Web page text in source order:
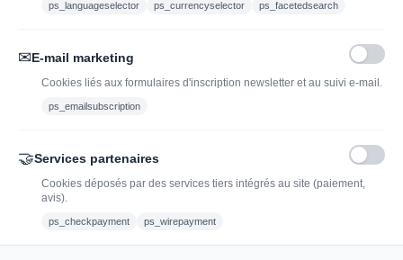
ps_languageselector ps_currencyselector ps_facetedsearch
✉E-mail marketing
Cookies liés aux formulaires d'inscription newsletter et au suivi e-mail.
ps_emailsubscription
🤝Services partenaires
Cookies déposés par des services tiers intégrés au site (paiement,
avis).
ps_checkpayment ps_wirepayment